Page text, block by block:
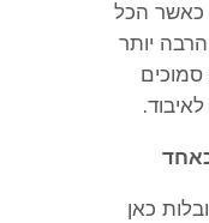
כאשר הכל
הרבה יותר
סמוכים
.
כאן